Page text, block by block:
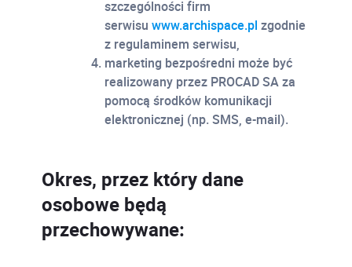
szczególności firm
serwisu www.archispace.pl zgodnie
z regulaminem serwisu,
marketing bezpośredni może być
realizowany przez PROCAD SA za
pomocą środków komunikacji
elektronicznej (np. SMS, e-mail).
Okres, przez który dane
osobowe będą
przechowywane: